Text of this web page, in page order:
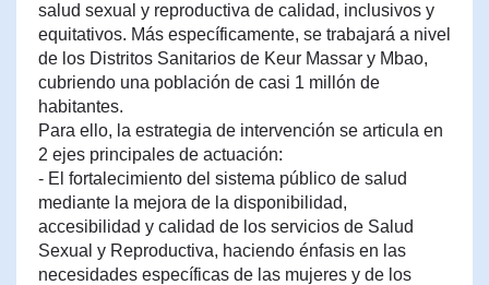
salud sexual y reproductiva de calidad, inclusivos y
equitativos. Más específicamente, se trabajará a nivel
de los Distritos Sanitarios de Keur Massar y Mbao,
cubriendo una población de casi 1 millón de
habitantes.
Para ello, la estrategia de intervención se articula en
2 ejes principales de actuación:
- El fortalecimiento del sistema público de salud
mediante la mejora de la disponibilidad,
accesibilidad y calidad de los servicios de Salud
Sexual y Reproductiva, haciendo énfasis en las
necesidades específicas de las mujeres y de los